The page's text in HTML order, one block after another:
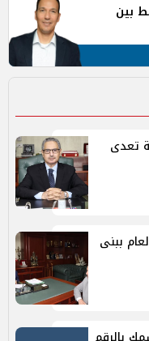
بين
وإزالة 13 حالة تعدى
ببنى